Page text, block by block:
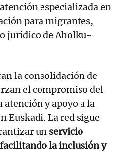
especializada en
para migrantes,
jurídico de Aholku-
la consolidación de
el compromiso del
atención y apoyo a la
Euskadi. La red sigue
un servicio
la inclusión y